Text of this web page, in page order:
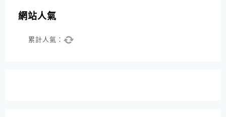
網站人氣
累計人氣：